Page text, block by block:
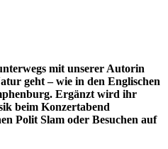
mit unserer Autorin
geht – wie in den Englischen
Ergänzt wird ihr
beim Konzertabend
Polit Slam oder Besuchen auf